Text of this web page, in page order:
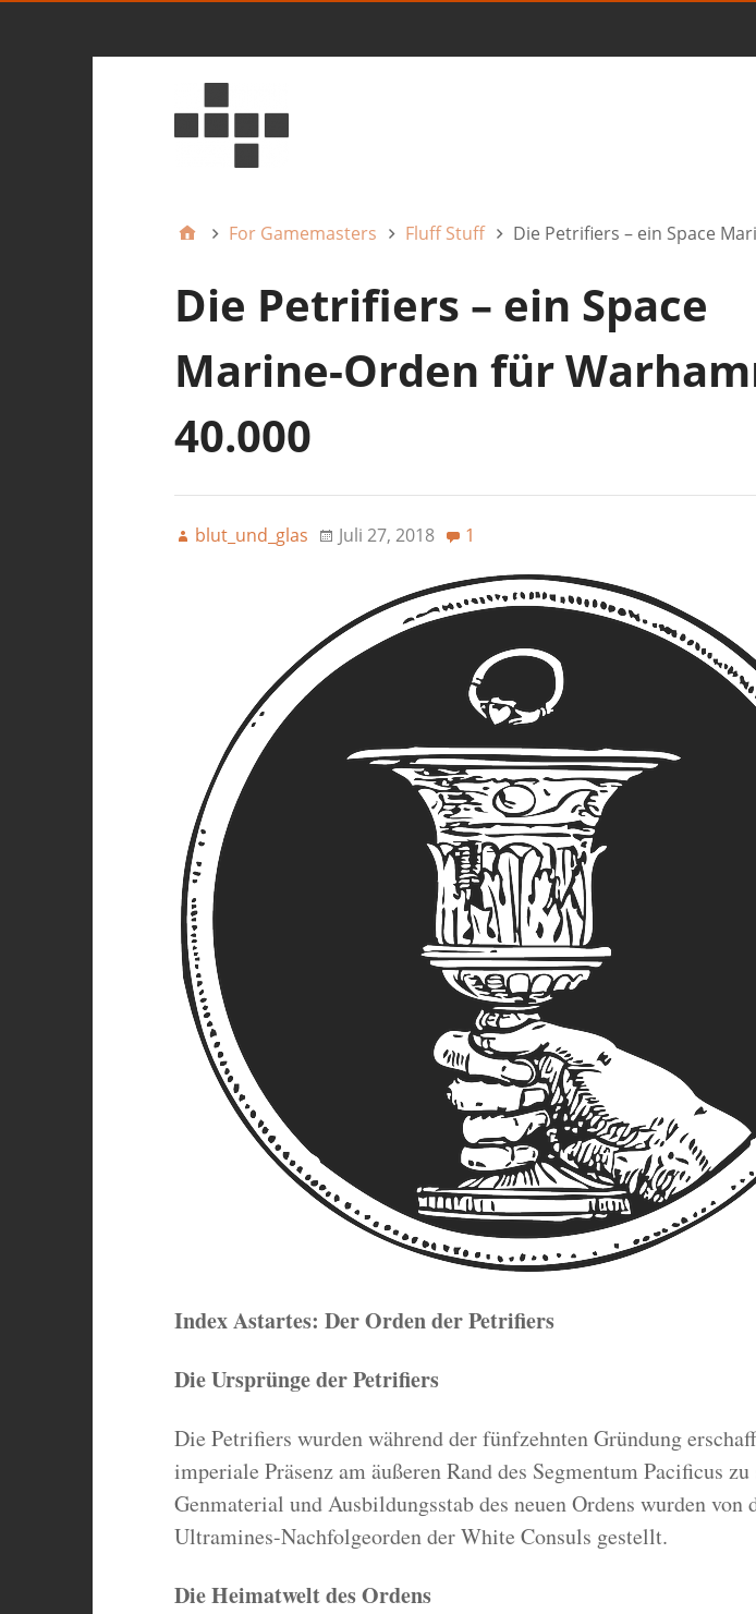
For Gamemasters Fluff Stuff Die Petrifiers – ein Space
Die Petrifiers – ein Space
Marine-Orden für
40.000
blut_und_glas Juli 27, 2018 1
Index Astartes: Der Orden der Petrifiers
Die Ursprünge der Petrifiers
Die Petrifiers wurden während der fünfzehnten Gründung
imperiale Präsenz am äußeren Rand des Segmentum Pacificus zu
Genmaterial und Ausbildungsstab des neuen Ordens wurden von
Ultramines-Nachfolgeorden der White Consuls gestellt.
Die Heimatwelt des Ordens